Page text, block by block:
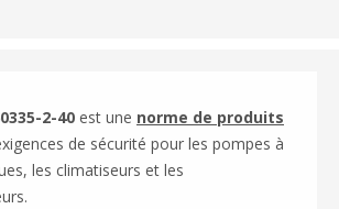
2-40 est une norme de produits
de sécurité pour les pompes à
les climatiseurs et les